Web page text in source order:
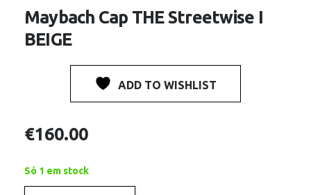
Maybach Cap THE Streetwise I
BEIGE
ADD TO WISHLIST
€160.00
Só 1 em stock